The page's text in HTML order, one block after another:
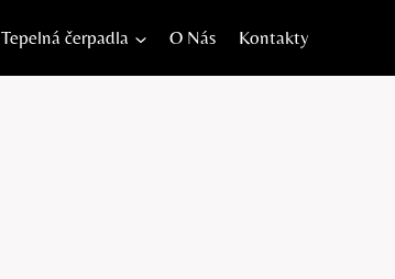
Tepelná čerpadla O Nás Kontakty